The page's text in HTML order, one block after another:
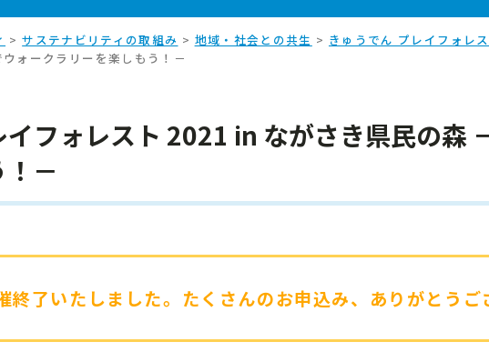
>サステナビリティの取組み > 地域・社会との共生 > きゅうでん プレイフォレ
ォークラリーを楽しもう！－
イフォレスト 2021 in ながさき県民の森
－
終了いたしました。たくさんのお申込み、ありがとう